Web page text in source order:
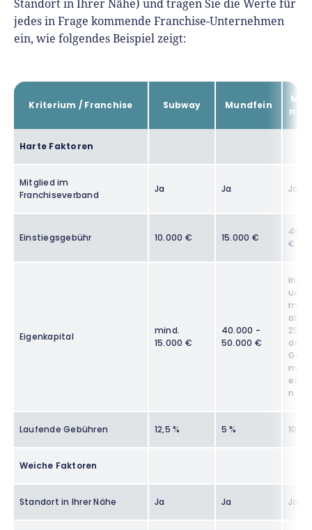
Standort in Ihrer Nähe) und tragen Sie die Werte für
jedes in Frage kommende Franchise-Unternehmen
ein, wie folgendes Beispiel zeigt:
Kriterium / Franchise Subway Mundfein
Harte Faktoren
Mitglied im
Franchiseverband
Ja Ja Ja
Einstiegsgebühr 10.000 € 15.000 €
€
Eigenkapital
mind.
15.000 €
40.000 -
50.000 €
uell,
aber
25 %
der
Gesa
n
Laufende Gebühren 12,5 % 5 % 10 %
Weiche Faktoren
Standort in Ihrer Nähe Ja Ja Ja